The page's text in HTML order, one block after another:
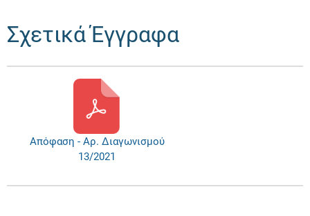
Σχετικά Έγγραφα
Απόφαση - Αρ. Διαγωνισμού
13/2021